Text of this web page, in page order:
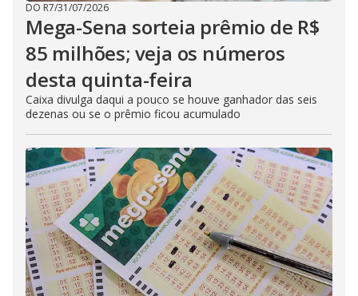
DO R7/31/07/2026
Mega-Sena sorteia prêmio de R$
85 milhões; veja os números
desta quinta-feira
Caixa divulga daqui a pouco se houve ganhador das seis
dezenas ou se o prêmio ficou acumulado